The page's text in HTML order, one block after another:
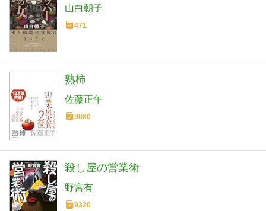
山白朝子
471
熟柿
佐藤正午
9080
殺し屋の営業術
野宮有
9320